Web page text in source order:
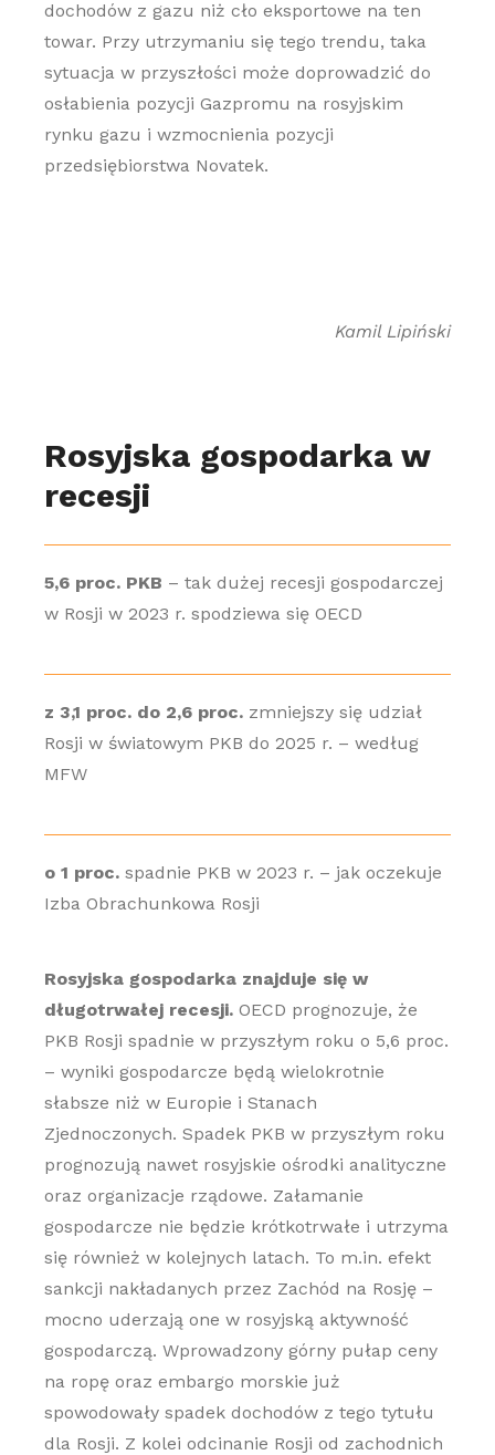
dochodów z gazu niż cło eksportowe na ten
towar. Przy utrzymaniu się tego trendu, taka
sytuacja w przyszłości może doprowadzić do
osłabienia pozycji Gazpromu na rosyjskim
rynku gazu i wzmocnienia pozycji
przedsiębiorstwa Novatek.
Kamil Lipiński
Rosyjska gospodarka w
recesji
5,6 proc. PKB – tak dużej recesji gospodarczej
w Rosji w 2023 r. spodziewa się OECD
z 3,1 proc. do 2,6 proc.zmniejszy się udział
Rosji w światowym PKB do 2025 r. – według
MFW
o 1 proc.spadnie PKB w 2023 r. – jak oczekuje
Izba Obrachunkowa Rosji
Rosyjska gospodarka znajduje się w
długotrwałej recesji.OECD prognozuje, że
PKB Rosji spadnie w przyszłym roku o 5,6 proc.
– wyniki gospodarcze będą wielokrotnie
słabsze niż w Europie i Stanach
Zjednoczonych. Spadek PKB w przyszłym roku
prognozują nawet rosyjskie ośrodki analityczne
oraz organizacje rządowe. Załamanie
gospodarcze nie będzie krótkotrwałe i utrzyma
się również w kolejnych latach. To m.in. efekt
sankcji nakładanych przez Zachód na Rosję –
mocno uderzają one w rosyjską aktywność
gospodarczą. Wprowadzony górny pułap ceny
na ropę oraz embargo morskie już
spowodowały spadek dochodów z tego tytułu
dla Rosji. Z kolei odcinanie Rosji od zachodnich